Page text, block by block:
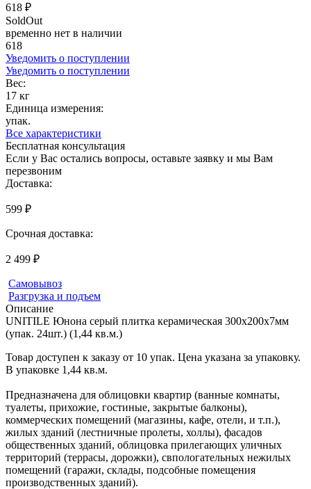
618 ₽
SoldOut
временно нет в наличии
618
Уведомить о поступлении
Уведомить о поступлении
Вес:
17 кг
Единица измерения:
упак.
Все характеристики
Бесплатная консультация
Если у Вас остались вопросы, оставьте заявку и мы Вам
перезвоним
Доставка:
599 ₽
Срочная доставка:
2 499 ₽
Самовывоз
Разгрузка и подъем
Описание
UNITILE Юнона серый плитка керамическая 300х200х7мм
(упак. 24шт.) (1,44 кв.м.)
Товар доступен к заказу от 10 упак. Цена указана за упаковку.
В упаковке 1,44 кв.м.
Предназначена для облицовки квартир (ванные комнаты,
туалеты, прихожие, гостиные, закрытые балконы),
коммерческих помещений (магазины, кафе, отели, и т.п.),
жилых зданий (лестничные пролеты, холлы), фасадов
общественных зданий, облицовка прилегающих уличных
территорий (террасы, дорожки), свпологательных нежилых
помещений (гаражи, склады, подсобные помещения
производственных зданий).